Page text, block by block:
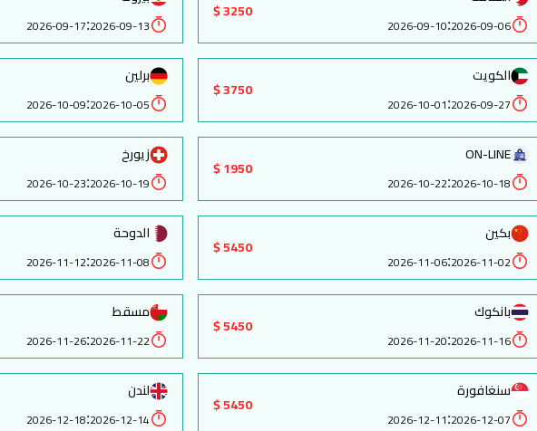
2026-09-06
:
2026-09-10
3250 $
2026-09-13
:
2026-09-17
الكويت
2026-09-27
:
2026-10-01
3750 $
برلين
2026-10-05
:
2026-10-09
ON-LINE
2026-10-18
:
2026-10-22
1950 $
زيورخ
2026-10-19
:
2026-10-23
بكين
2026-11-02
:
2026-11-06
5450 $
الدوحة
2026-11-08
:
2026-11-12
بانكوك
2026-11-16
:
2026-11-20
5450 $
مسقط
2026-11-22
:
2026-11-26
سنغافورة
2026-12-07
:
2026-12-11
5450 $
لندن
2026-12-14
:
2026-12-18